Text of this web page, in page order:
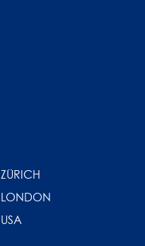
ZÜRICH
LONDON
USA